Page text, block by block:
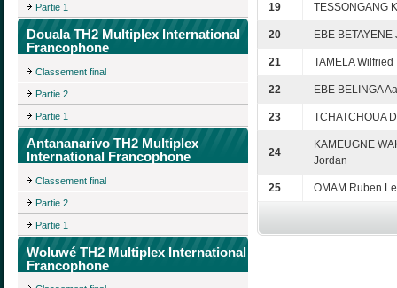
Partie 1
Douala TH2 Multiplex International
Francophone
Classement final
Partie 2
Partie 1
Antananarivo TH2 Multiplex
International Francophone
Classement final
Partie 2
Partie 1
Woluwé TH2 Multiplex International
Francophone
19 TESSONGANG
20 EBE
21 TAMELA Wilfried
22 EBE BELINGA
23 TCHATCHOUA
24
KAMEUGNE
Jordan
25 OMAM Ruben